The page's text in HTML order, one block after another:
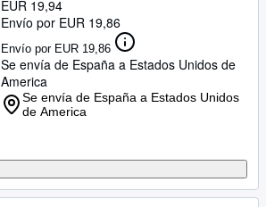
EUR 19,94
Envío por EUR 19,86
Envío por EUR 19,86
Se envía de España a Estados Unidos de
America
Se envía de España a Estados Unidos
de America